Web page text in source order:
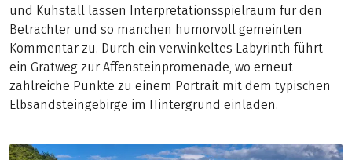
und Kuhstall lassen Interpretationsspielraum für den
Betrachter und so manchen humorvoll gemeinten
Kommentar zu. Durch ein verwinkeltes Labyrinth führt
ein Gratweg zur Affensteinpromenade, wo erneut
zahlreiche Punkte zu einem Portrait mit dem typischen
Elbsandsteingebirge im Hintergrund einladen.